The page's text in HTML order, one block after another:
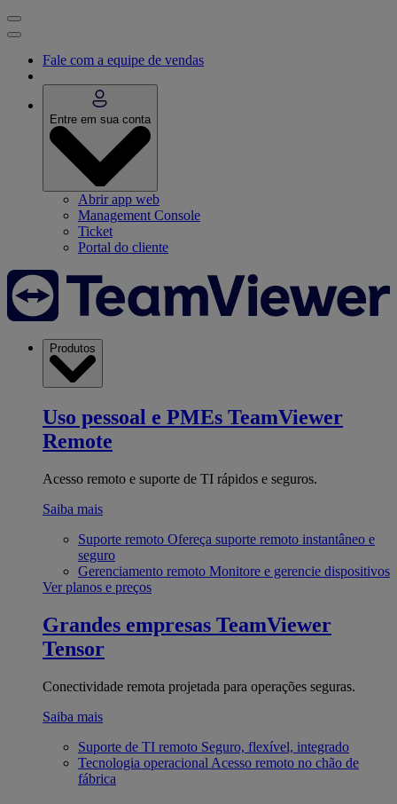
Fale com a equipe de vendas
Entre em sua conta
Abrir app web
Management Console
Ticket
Portal do cliente
Produtos
Uso pessoal e PMEs TeamViewer
Remote
Acesso remoto e suporte de TI rápidos e seguros.
Saiba mais
Suporte remoto Ofereça suporte remoto instantâneo e
seguro
Gerenciamento remoto Monitore e gerencie dispositivos
Ver planos e preços
Grandes empresas TeamViewer
Tensor
Conectividade remota projetada para operações seguras.
Saiba mais
Suporte de TI remoto Seguro, flexível, integrado
Tecnologia operacional Acesso remoto no chão de
fábrica